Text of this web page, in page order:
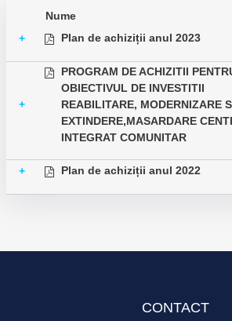
Nume
+
Plan de achiziții anul 2023
+
PROGRAM DE ACHIZITII
OBIECTIVUL DE INVESTITII
REABILITARE, MODERNIZARE
EXTINDERE,MASARDARE
INTEGRAT COMUNITAR
+ Plan de achiziții anul 2022
CONTACT